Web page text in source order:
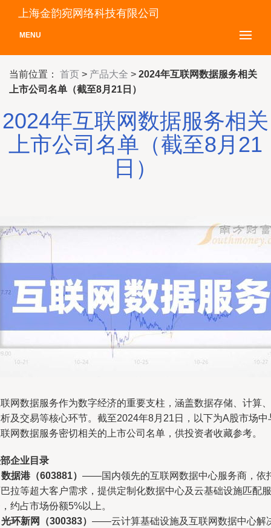
上海金韵宛网络科技有限公司
MENU
当前位置： 首页 > 产品大全 > 2024年互联网数据服务相关
上市公司名单（截至8月21日）
2024年互联网数据服务相关
上市公司名单（截至8月21
日）
网数据服务作为数字经济的重要支柱，涵盖数据存储、计算、
及交易等核心环节。截至2024年8月21日，以下为A股市场中
网数据服务密切相关的上市公司名单，供投资者收藏参考。
企业目录
数据港（603881） ——国内领先的互联网数据中心服务商，依
拉等超大客户需求，提供定制化数据中心及云基础设施匹配服
约占市场份额5%以上。
光环新网（300383） ——云计算基础设施及互联网数据中心解